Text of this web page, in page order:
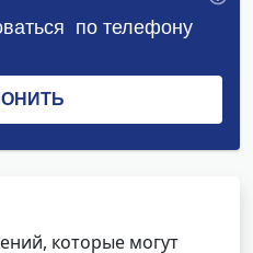
которые могут